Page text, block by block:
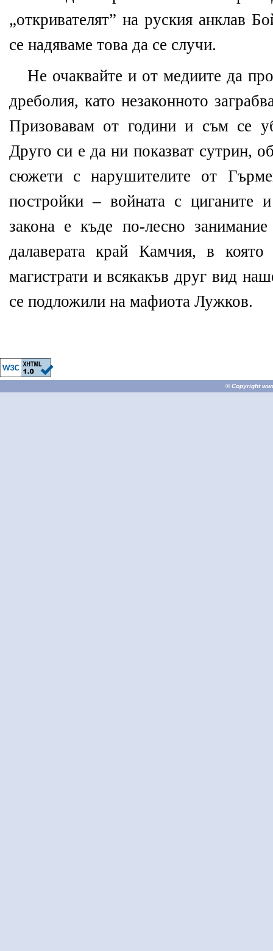
„откривателят” на руския анклав
се надяваме това да се случи.
Не очаквайте и от медиите да
дреболия, като незаконното
Призовавам от години и съм се
Друго си е да ни показват сутрин,
сюжети с нарушителите от
постройки – войната с циганите
закона е къде по-лесно
далаверата край Камчия, в
магистрати и всякакъв друг вид
се подложили на мафиота Лужков.
© Copyright